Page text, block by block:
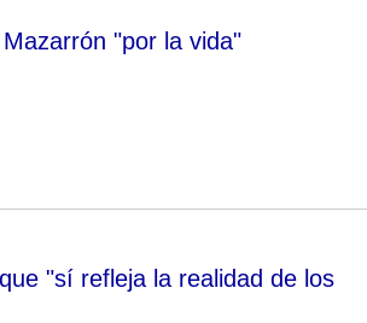
"por la vida"
"sí refleja la realidad de los